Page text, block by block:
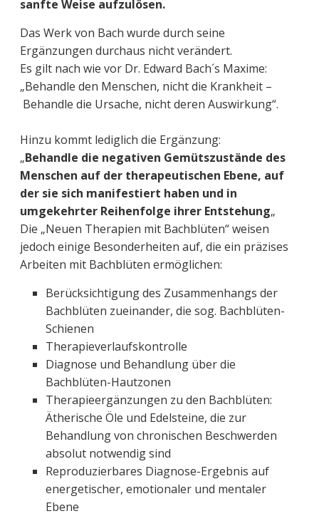
sanfte Weise aufzulösen.
Das Werk von Bach wurde durch seine
Ergänzungen durchaus nicht verändert.
Es gilt nach wie vor Dr. Edward Bach´s Maxime:
„Behandle den Menschen, nicht die Krankheit –
Behandle die Ursache, nicht deren Auswirkung“.
Hinzu kommt lediglich die Ergänzung:
„Behandle die negativen Gemütszustände des
Menschen auf der therapeutischen Ebene, auf
der sie sich manifestiert haben und in
umgekehrter Reihenfolge ihrer Entstehung„
Die „Neuen Therapien mit Bachblüten“ weisen
jedoch einige Besonderheiten auf, die ein präzises
Arbeiten mit Bachblüten ermöglichen:
Berücksichtigung des Zusammenhangs der
Bachblüten zueinander, die sog. Bachblüten-
Schienen
Therapieverlaufskontrolle
Diagnose und Behandlung über die
Bachblüten-Hautzonen
Therapieergänzungen zu den Bachblüten:
Ätherische Öle und Edelsteine, die zur
Behandlung von chronischen Beschwerden
absolut notwendig sind
Reproduzierbares Diagnose-Ergebnis auf
energetischer, emotionaler und mentaler
Ebene